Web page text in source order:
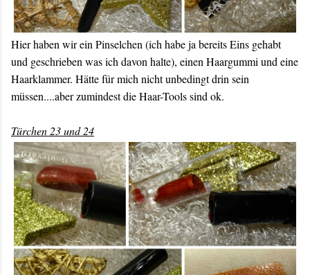
Hier haben wir ein Pinselchen (ich habe ja bereits Eins gehabt
und geschrieben was ich davon halte), einen Haargummi und eine
Haarklammer. Hätte für mich nicht unbedingt drin sein
müssen....aber zumindest die Haar-Tools sind ok.
Türchen 23 und 24